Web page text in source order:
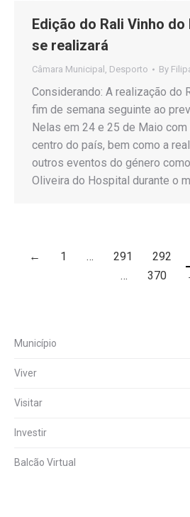
Edição do Rali Vinho do
se realizará
Câmara Municipal , Desporto By
Considerando: A realização do
fim de semana seguinte ao
Nelas em 24 e 25 de Maio
centro do país, bem como a
outros eventos do género
Oliveira do Hospital durante o
← 1 … 291 292
…
370
Município
Viver
Visitar
Investir
Balcão Virtual